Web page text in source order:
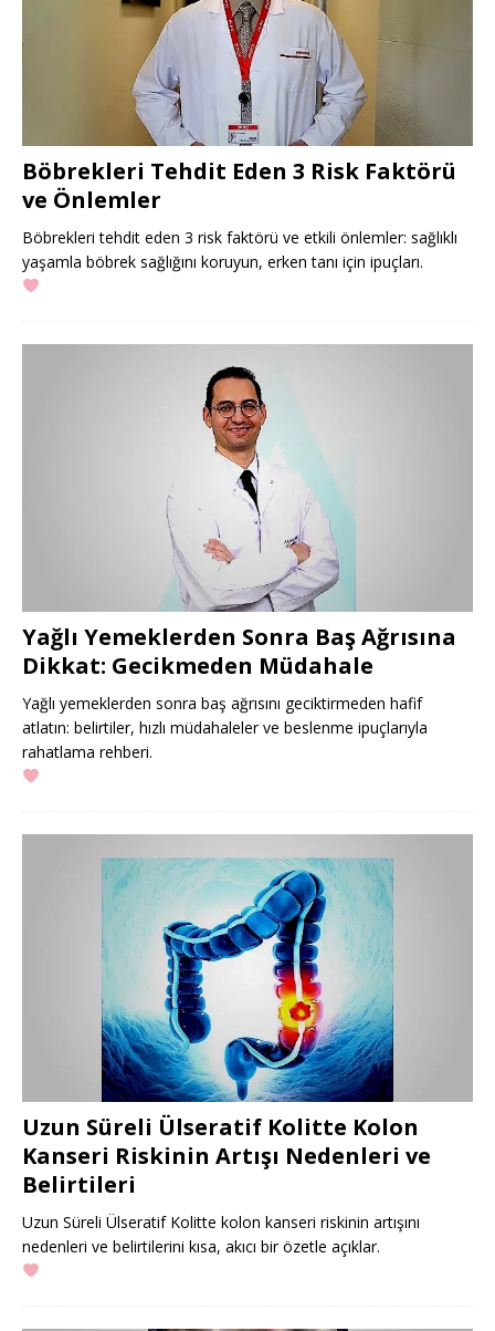
Böbrekleri Tehdit Eden 3 Risk Faktörü
ve Önlemler
Böbrekleri tehdit eden 3 risk faktörü ve etkili önlemler: sağlıklı
yaşamla böbrek sağlığını koruyun, erken tanı için ipuçları.
Yağlı Yemeklerden Sonra Baş Ağrısına
Dikkat: Gecikmeden Müdahale
Yağlı yemeklerden sonra baş ağrısını geciktirmeden hafif
atlatın: belirtiler, hızlı müdahaleler ve beslenme ipuçlarıyla
rahatlama rehberi.
Uzun Süreli Ülseratif Kolitte Kolon
Kanseri Riskinin Artışı Nedenleri ve
Belirtileri
Uzun Süreli Ülseratif Kolitte kolon kanseri riskinin artışını
nedenleri ve belirtilerini kısa, akıcı bir özetle açıklar.